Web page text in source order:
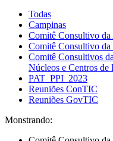
Todas
Campinas
Comitê Consultivo
Comitê Consultivo da
Comitê Consultivos
Núcleos e Centros de
PAT_PPI_2023
Reuniões ConTIC
Reuniões GovTIC
Monstrando: